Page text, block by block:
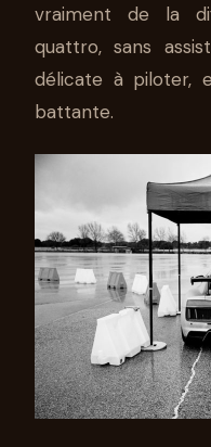
vraiment de la
quattro, sans
délicate à piloter,
battante.